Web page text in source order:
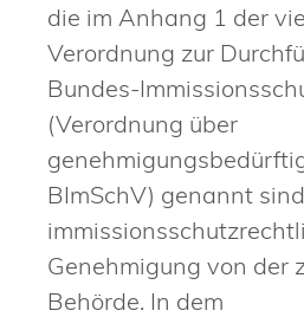
die im Anhang 1 der
Verordnung zur
Bundes-
(Verordnung über
BImSchV) genannt
Genehmigung von der
Behörde. In dem